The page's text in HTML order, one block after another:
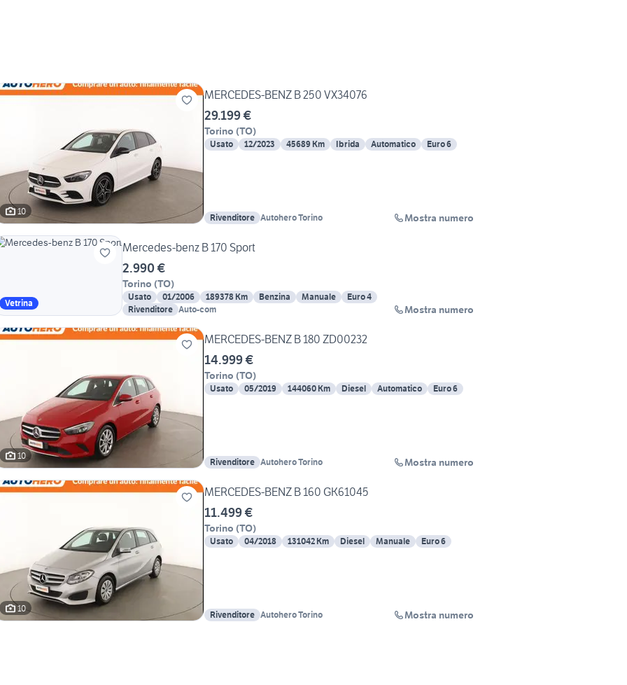
10
MERCEDES-BENZ B 250 VX34076
29.199 €
Torino (TO)
Usato 12/2023 45689 Km Ibrida Automatico Euro 6
Rivenditore Autohero Torino Mostra numero
Vetrina
Mercedes-benz B 170 Sport
2.990 €
Torino (TO)
Usato 01/2006 189378 Km Benzina Manuale
Euro 4
Rivenditore Auto-com Mostra numero
10
MERCEDES-BENZ B 180 ZD00232
14.999 €
Torino (TO)
Usato 05/2019 144060 Km Diesel Automatico Euro 6
Rivenditore Autohero Torino Mostra numero
10
MERCEDES-BENZ B 160 GK61045
11.499 €
Torino (TO)
Usato 04/2018 131042 Km Diesel Manuale Euro 6
Rivenditore Autohero Torino Mostra numero